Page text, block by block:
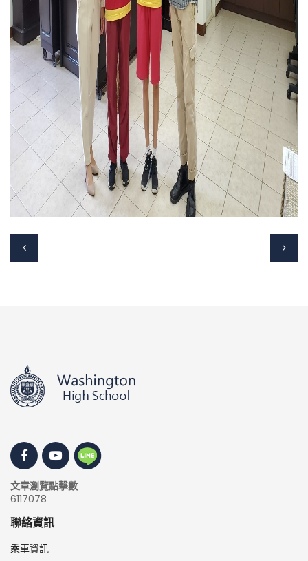
文章瀏覽點擊數
6117078
聯絡資訊
乘車資訊